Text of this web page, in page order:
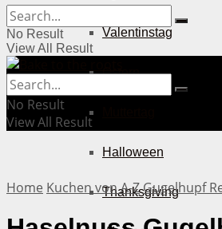
Valentinstag
Ostern
Halloween
Thanksgiving
No Result
View All Result
No Result
View All Result
Home Kuchen von A-ZGugelhupf